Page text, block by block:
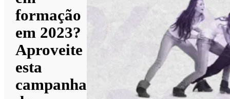
formação
em 2023?
Aproveite
esta
campanha